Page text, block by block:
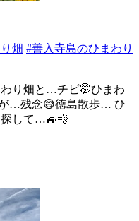
畑 #善入寺島のひまわり
り畑と…チビ🤭ひまわ
…残念😅徳島散歩… ひ
して…🚙💨